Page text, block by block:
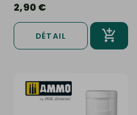
2,90 €
DÉTAIL